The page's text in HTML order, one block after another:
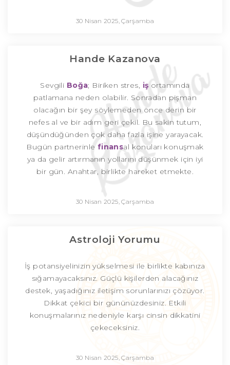
30 Nisan 2025, Çarşamba
Hande Kazanova
Sevgili Boğa; Biriken stres, iş ortamında
patlamana neden olabilir. Sonradan pişman
olacağın bir şey söylemeden önce derin bir
nefes al ve bir adım geri çekil. Bu sakin tutum,
düşündüğünden çok daha fazla işine yarayacak.
Bugün partnerinle finansal konuları konuşmak
ya da gelir artırmanın yollarını düşünmek için iyi
bir gün. Anahtar, birlikte hareket etmekte.
30 Nisan 2025, Çarşamba
Astroloji Yorumu
İş potansiyelinizin yükselmesi ile birlikte kabınıza
sığamayacaksınız. Güçlü kişilerden alacağınız
destek, yaşadığınız iletişim sorunlarınızı çözüyor.
Dikkat çekici bir gününüzdesiniz. Etkili
konuşmalarınız nedeniyle karşı cinsin dikkatini
çekeceksiniz.
30 Nisan 2025, Çarşamba